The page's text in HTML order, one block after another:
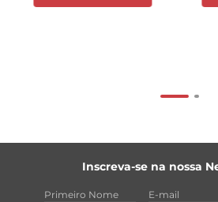
Inscreva-se na nossa